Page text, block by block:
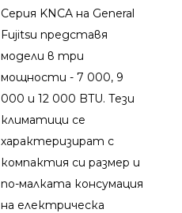
Серия KNCA на General
Fujitsu представя
модели в три
мощности - 7 000, 9
000 и 12 000 BTU. Тези
климатици се
характеризират с
компактия си размер и
по-малката консумация
на електрическа